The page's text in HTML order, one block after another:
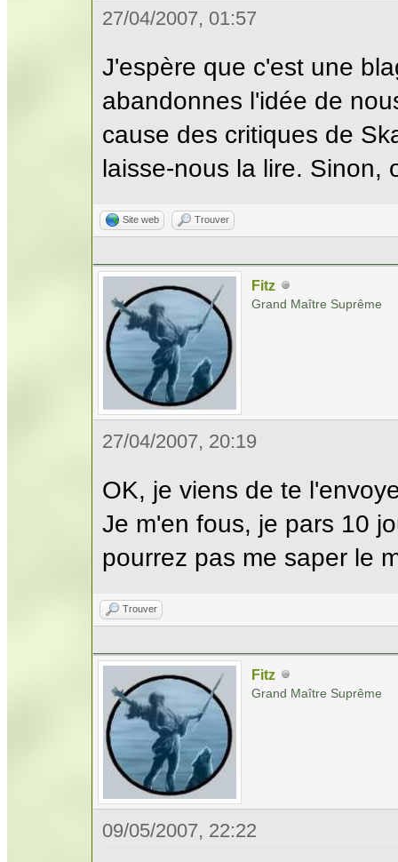
27/04/2007, 01:57
J'espère que c'est une
abandonnes l'idée de
cause des critiques de
laisse-nous la lire. Sinon,
Site web Trouver
Fitz
Grand Maître Suprême
27/04/2007, 20:19
OK, je viens de te
Je m'en fous, je pars 10
pourrez pas me saper le
Trouver
Fitz
Grand Maître Suprême
09/05/2007, 22:22